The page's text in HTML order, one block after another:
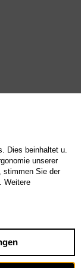
Dies beinhaltet u.
unserer
stimmen Sie der
Weitere